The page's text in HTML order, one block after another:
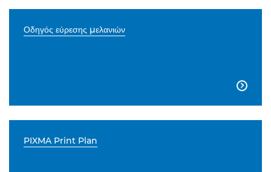
Οδηγός εύρεσης μελανιών

PIXMA Print Plan